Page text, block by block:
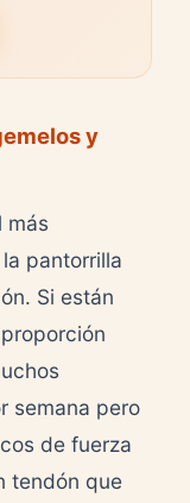
y
más
pantorrilla
Si están
semana pero
de fuerza
tendón que